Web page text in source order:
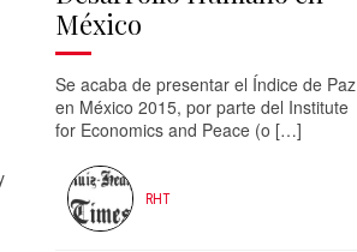
México
Se acaba de presentar el Índice de Paz
en México 2015, por parte del Institute
for Economics and Peace (o […]
RHT